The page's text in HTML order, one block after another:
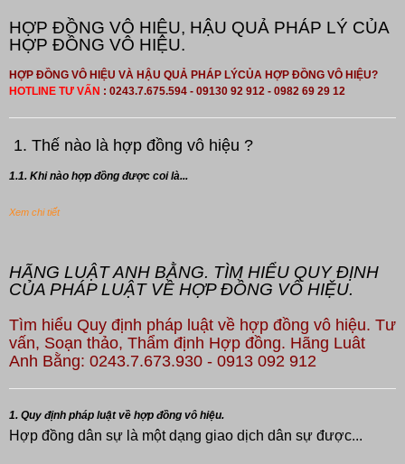
HỢP ĐỒNG VÔ HIỆU, HẬU QUẢ PHÁP LÝ CỦA
HỢP ĐỒNG VÔ HIỆU.
HỢP ĐỒNG VÔ HIỆU VÀ HẬU QUẢ PHÁP LÝCỦA HỢP ĐỒNG VÔ HIỆU?
HOTLINE TƯ VẤN : 0243.7.675.594 - 09130 92 912 - 0982 69 29 12
1. Thế nào là hợp đồng vô hiệu ?
1.1. Khi nào hợp đồng được coi là...
Xem chi tiết
HÃNG LUẬT ANH BẰNG. TÌM HIỂU QUY ĐỊNH
CỦA PHÁP LUẬT VỀ HỢP ĐỒNG VÔ HIỆU.
Tìm hiểu Quy định pháp luật về hợp đồng vô hiệu. Tư
vấn, Soạn thảo, Thẩm định Hợp đồng. Hãng Luât
Anh Bằng: 0243.7.673.930 - 0913 092 912
1. Quy định pháp luật về hợp đồng vô hiệu.
Hợp đồng dân sự là một dạng giao dịch dân sự được...